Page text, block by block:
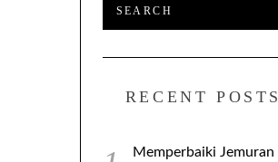
RECENT POSTS
Memperbaiki Jemuran